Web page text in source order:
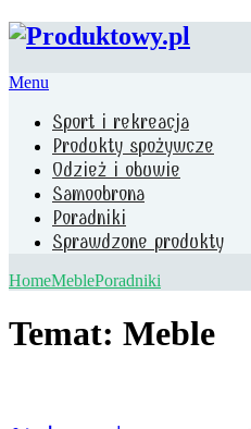
Menu
Sport i rekreacja
Produkty spożywcze
Odzież i obuwie
Samoobrona
Poradniki
Sprawdzone produkty
HomeMeblePoradniki
Temat: Meble